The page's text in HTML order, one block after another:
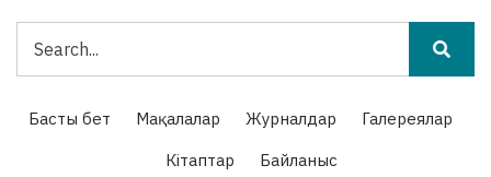
Main
navigation
Басты бет Мақалалар Журналдар
Галереялар
Кітаптар
Байланыс